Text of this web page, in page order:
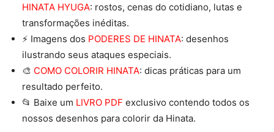
HINATA HYUGA: rostos, cenas do cotidiano, lutas e
transformações inéditas.
⚡ Imagens dos PODERES DE HINATA: desenhos
ilustrando seus ataques especiais.
🎨 COMO COLORIR HINATA: dicas práticas para um
resultado perfeito.
📂 Baixe um LIVRO PDF exclusivo contendo todos os
nossos desenhos para colorir da Hinata.